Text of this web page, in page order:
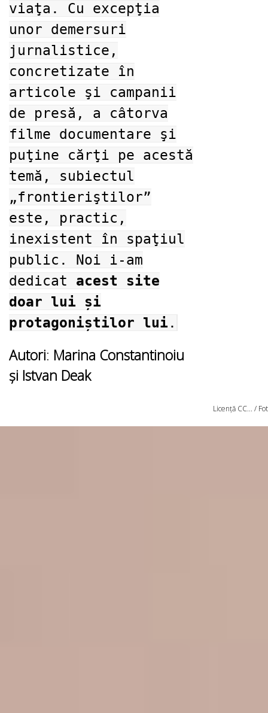
viaţa. Cu excepţia
unor demersuri
jurnalistice,
concretizate în
articole şi campanii
de presă, a câtorva
filme documentare şi
puţine cărţi pe acestă
temă, subiectul
„frontieriştilor”
este, practic,
inexistent în spaţiul
public. Noi i-am
dedicat acest site
doar lui și
protagoniștilor lui .
Autori: Marina Constantinoiu
și Istvan Deak
Licență CC... /